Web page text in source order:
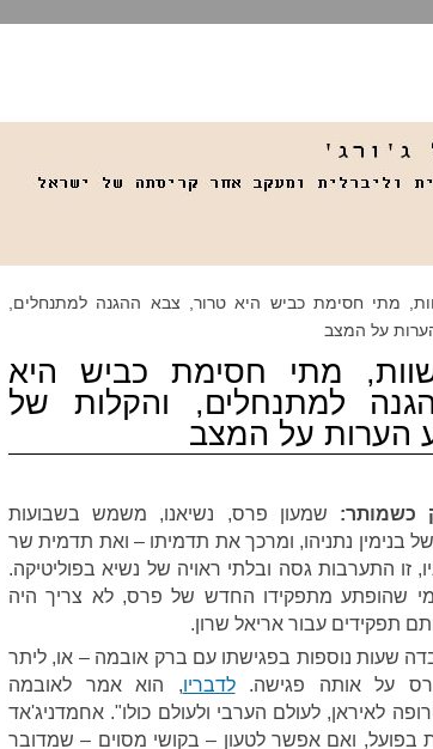
מתי חסימת כביש היא טרור, צבא ההגנה למתנחלים,
על המצב
מתי חסימת כביש היא
למתנחלים, והקלות של
הערות על המצב
כשמותר: שמעון פרס, נשיאנו, משמש בשבועות
בנימין נתניהו, ומרכך את תדמיתו – ואת תדמית שר
זו התערבות גסה ובלתי ראויה של נשיא בפוליטיקה.
מי שהופתע מתפקידו החדש של פרס, לא צריך היה
תפקידים עבור אריאל שרון.
שעות נוספות בפגישתו עם ברק אובמה – או, ליתר
פרס על אותה פגישה.לדבריו, הוא אמר לאובמה
לאיראן, לעולם הערבי ולעולם כולו". אחמדניג'אד
בפועל, ואם אפשר לטעון – בקושי מסוים – שמדובר